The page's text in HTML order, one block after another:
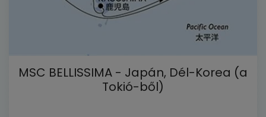
MSC BELLISSIMA - Japán, Dél-Korea (a
Tokió-ből)